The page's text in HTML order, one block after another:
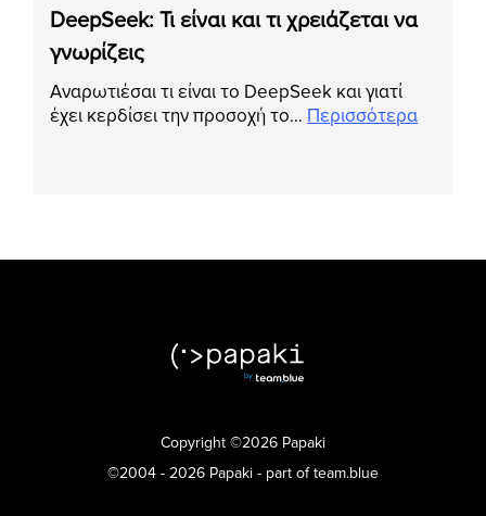
DeepSeek: Τι είναι και τι χρειάζεται να
γνωρίζεις
Αναρωτιέσαι τι είναι το DeepSeek και γιατί
έχει κερδίσει την προσοχή το… Περισσότερα
Copyright ©2026 Papaki
©2004 - 2026 Papaki - part of team.blue